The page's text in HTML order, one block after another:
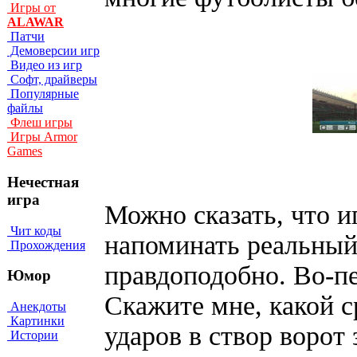
Игры от
ALAWAR
Патчи
Демоверсии игр
Видео из игр
Софт, драйверы
Популярные
файлы
Флеш игры
Игры Armor
Games
Нечестная
игра
Чит коды
Прохождения
Юмор
Анекдоты
Картинки
Истории
Можно сказать, что
напоминать
правдоподобно. Во-
Скажите мне, какой
ударов в створ